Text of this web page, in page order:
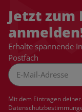
Jetzt
Erhalte spannende
Postfach
Mit dem Eintragen